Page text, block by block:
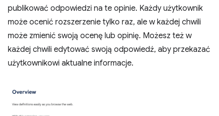
publikować odpowiedzi na te opinie. Każdy użytkownik
może ocenić rozszerzenie tylko raz, ale w każdej chwili
może zmienić swoją ocenę lub opinię. Możesz też w
każdej chwili edytować swoją odpowiedź, aby przekazać
użytkownikowi aktualne informacje.